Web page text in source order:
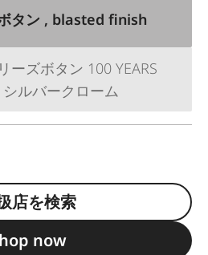
タン , blasted finish
ーズボタン 100 YEARS
シルバークローム
店を検索
now